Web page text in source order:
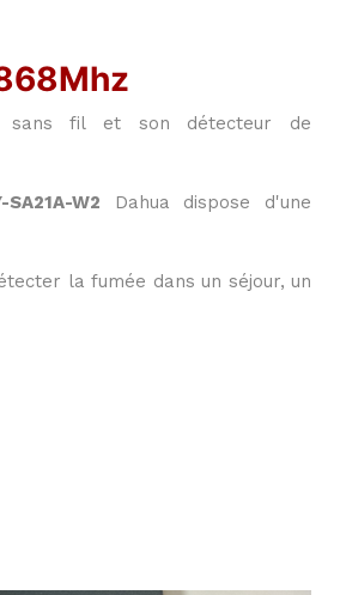
sans fil et son détecteur de
SA21A-W2 Dahua dispose d'une
la fumée dans un séjour, un